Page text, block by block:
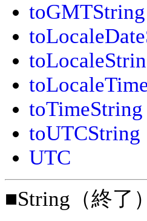
toGMTString
toTimeString
toUTCString
UTC
■String（終了）